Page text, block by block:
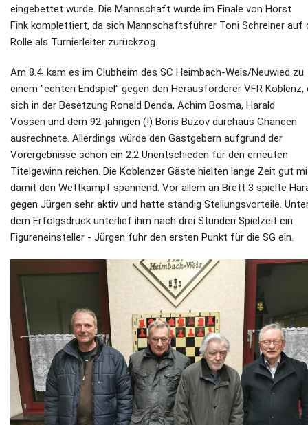
eingebettet wurde. Die Mannschaft wurde im Finale von Horst
Fink komplettiert, da sich Mannschaftsführer Toni Schreiner auf
Rolle als Turnierleiter zurückzog.
Am 8.4. kam es im Clubheim des SC Heimbach-Weis/Neuwied zu
einem "echten Endspiel" gegen den Herausforderer VFR Koblenz,
sich in der Besetzung Ronald Denda, Achim Bosma, Harald
Vossen und dem 92-jährigen (!) Boris Buzov durchaus Chancen
ausrechnete. Allerdings würde den Gastgebern aufgrund der
Vorergebnisse schon ein 2:2 Unentschieden für den erneuten
Titelgewinn reichen. Die Koblenzer Gäste hielten lange Zeit gut
damit den Wettkampf spannend. Vor allem an Brett 3 spielte
gegen Jürgen sehr aktiv und hatte ständig Stellungsvorteile.
dem Erfolgsdruck unterlief ihm nach drei Stunden Spielzeit ein
Figureneinsteller - Jürgen fuhr den ersten Punkt für die SG ein.